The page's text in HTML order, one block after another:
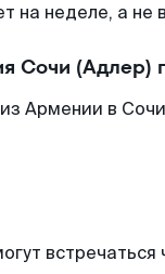
на неделе, а не
Сочи (Адлер)
Армении в